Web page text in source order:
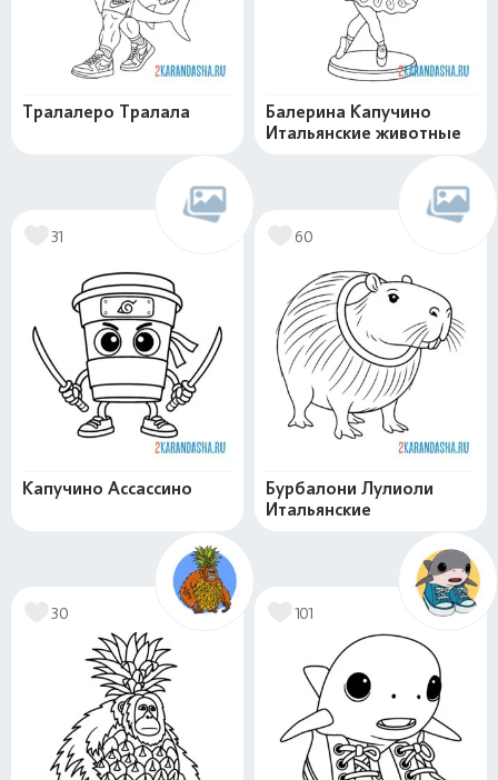
Тралалеро Тралала
Балерина Капучино
Итальянские животные
31
Капучино Ассассино
60
Бурбалони Лулиоли
Итальянские
30 101